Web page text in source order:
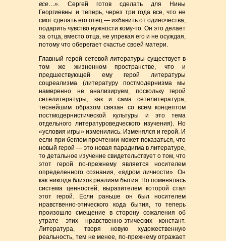
все…». Сергей готов сделать для Нины
Георгиевны и теперь, через три года все, что не
смог сделать его отец — избавить от одиночества,
подарить чувство нужности кому-то. Он это делает
за отца, вместо отца, не упрекая его и не осуждая,
потому что оберегает счастье своей матери.
Главный герой сетевой литературы существует в
том же жизненном пространстве, что и
предшествующей ему герой литературы
соцреализма (литературу постмодернизма мы
намеренно не анализируем, поскольку герой
сетелитературы, как и сама сетелитература,
теснейшим образом связан со всем концептом
постмодернистической культуры и это тема
отдельного литературоведческого изучения). Но
«условия игры» изменились. Изменялся и герой. И
если при беглом прочтении может показаться, что
новый герой — это новая парадигма в литературе,
то детальное изучение свидетельствует о том, что
этот герой по-прежнему является носителем
определенного сознания, «ядром личности». Он
как никогда близок реалиям бытия. Но поменялась
система ценностей, выразителем которой стал
этот герой. Если раньше он был носителем
нравственно-этического кода бытия, то теперь
произошло смещение в сторону сожаления об
утрате этих нравственно-этических констант.
Литература, творя новую художественную
реальность, тем не менее, по-прежнему отражает